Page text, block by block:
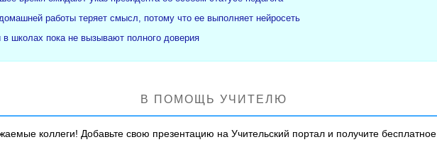
работы теряет смысл, потому что ее выполняет нейросеть
в школах пока не вызывают полного доверия
В ПОМОЩЬ УЧИТЕЛЮ
коллеги! Добавьте свою презентацию на Учительский портал и получите бесплатное